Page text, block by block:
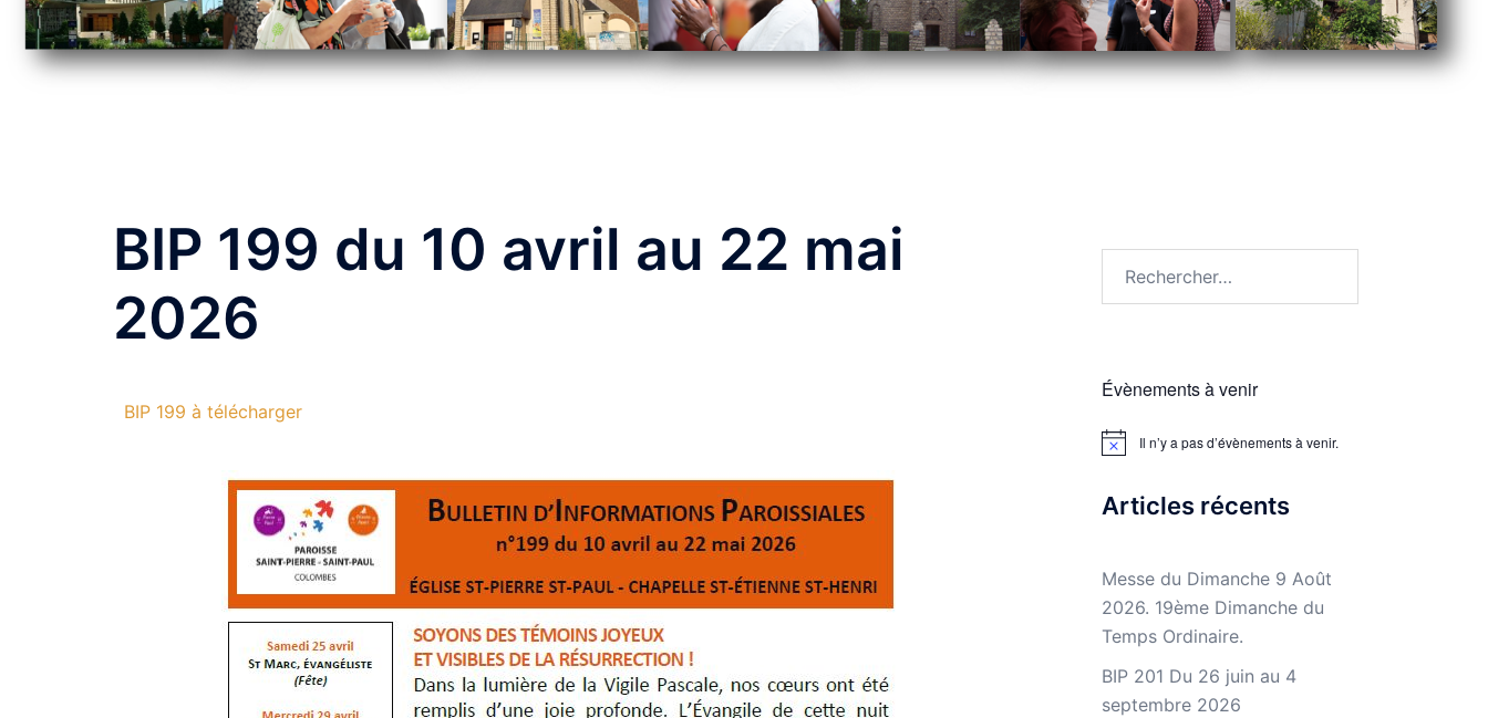
BIP 199 du 10 avril au 22 mai
2026
BIP 199 à télécharger
Évènements à venir
Notice Il n’y a pas d’évènements à venir.
Articles récents
Messe du Dimanche 9 Août
2026. 19ème Dimanche du
Temps Ordinaire.
BIP 201 Du 26 juin au 4
septembre 2026